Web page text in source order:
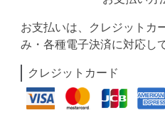
お支払いは、クレジットカ
み・各種電子決済に対応し
クレジットカード